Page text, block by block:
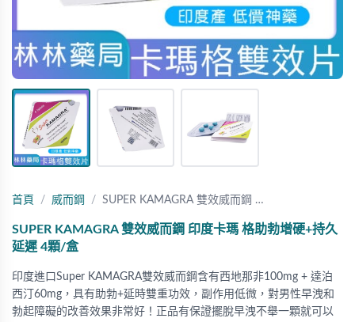
首頁 威而鋼 SUPER KAMAGRA 雙效威而鋼 …
SUPER KAMAGRA 雙效威而鋼 印度卡瑪 格助勃增硬+持久
延遲 4顆/盒
印度進口Super KAMAGRA雙效威而鋼含有西地那非100mg + 達泊
西汀60mg，具有助勃+延時雙重功效，副作用低微，對男性早洩和
勃起障礙的改善效果非常好！正品有保證擺脫早洩不舉一顆就可以